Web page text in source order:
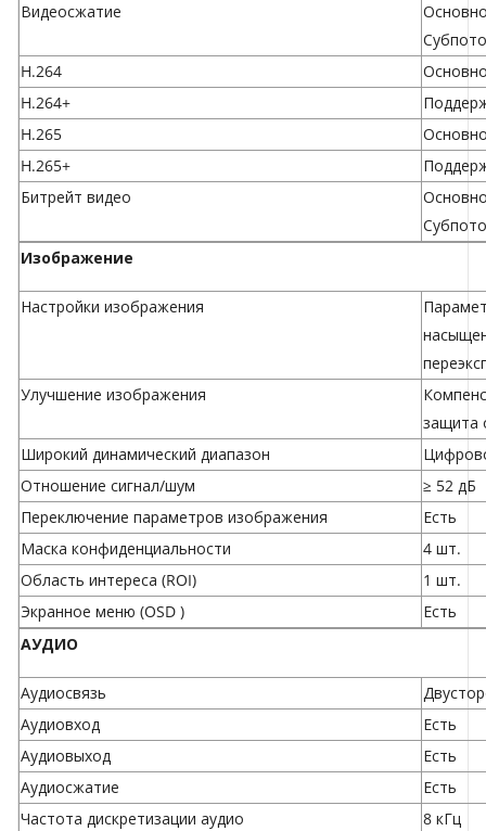
Видеосжатие
H.264
H.264+
H.265
H.265+
Битрейт видео
Изображение
Настройки изображения
Улучшение изображения
защита
Широкий динамический диапазон
Отношение сигнал/шум
≥ 52 дБ
Переключение параметров изображения
Есть
Маска конфиденциальности
4 шт.
Область интереса (ROI)
1 шт.
Экранное меню (OSD )
Есть
АУДИО
Аудиосвязь
Аудиовход
Есть
Аудиовыход
Есть
Аудиосжатие
Есть
Частота дискретизации аудио
8 кГц